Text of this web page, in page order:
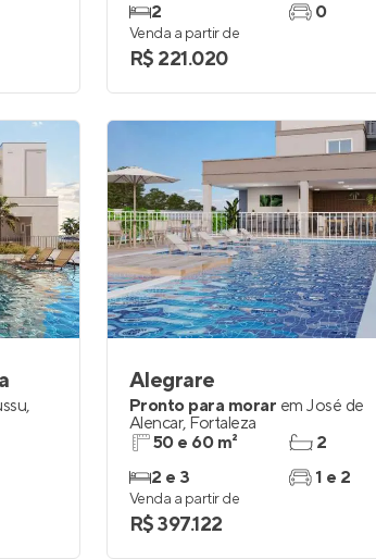
2
0
Venda a partir de
R$ 221.020
,
Alegrare
Pronto para morar em José de
Alencar, Fortaleza
50 e 60 m²
2 e 3
2
1 e 2
Venda a partir de
R$ 397.122